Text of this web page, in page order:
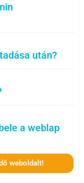
után?
a weblap
weboldalt!